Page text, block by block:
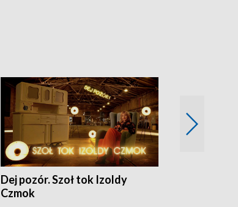
Dej pozór. Szoł tok Izoldy
Czmok